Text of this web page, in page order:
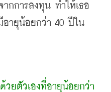
กการลงทุน ทำให้เธอ
อายุน้อยกว่า 40 ปีใน
วยตัวเองที่อายุน้อยกว่า